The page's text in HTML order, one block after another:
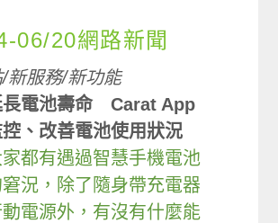
06/20網路新聞
新服務/新功能
長電池壽命 Carat App
、改善電池使用狀況
都有遇過智慧手機電池
況，除了隨身帶充電器
電源外，有沒有什麼能